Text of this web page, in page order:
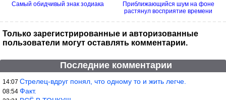
Самый обидчивый знак зодиака
Приближающийся шум на фоне
растянул восприятие времени
Только зарегистрированные и авторизованные
пользователи могут оставлять комментарии.
Последние комментарии
14:07 Стрелец-вдруг понял, что одному то и жить легче.
08:54 Факт.